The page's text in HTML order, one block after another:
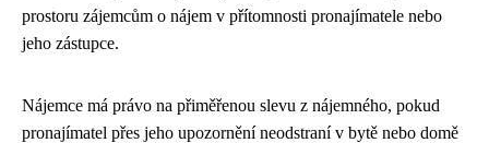
prostoru zájemcům o nájem v přítomnosti pronajímatele nebo
jeho zástupce.
Nájemce má právo na přiměřenou slevu z nájemného, pokud
pronajímatel přes jeho upozornění neodstraní v bytě nebo domě